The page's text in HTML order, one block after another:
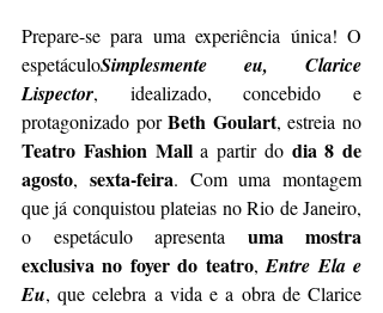
Prepare-se para uma experiência única! O
espetáculoSimplesmente eu, Clarice
Lispector, idealizado, concebido e
protagonizado por Beth Goulart
Teatro Fashion Mall a partir do dia 8 de
agosto, sexta-feira. Com uma montagem
que já conquistou plateias no Rio de Janeiro,
o espetáculo apresenta uma mostra
exclusiva no foyer do teatro, Entre Ela e
Eu, que celebra a vida e a obra de Clarice